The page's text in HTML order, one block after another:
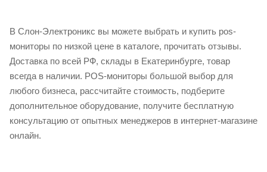
В Слон-Электроникс вы можете выбрать и купить pos-
мониторы по низкой цене в каталоге, прочитать отзывы.
Доставка по всей РФ, склады в Екатеринбурге, товар
всегда в наличии. POS-мониторы большой выбор для
любого бизнеса, рассчитайте стоимость, подберите
дополнительное оборудование, получите бесплатную
консультацию от опытных менеджеров в интернет-магазине
онлайн.